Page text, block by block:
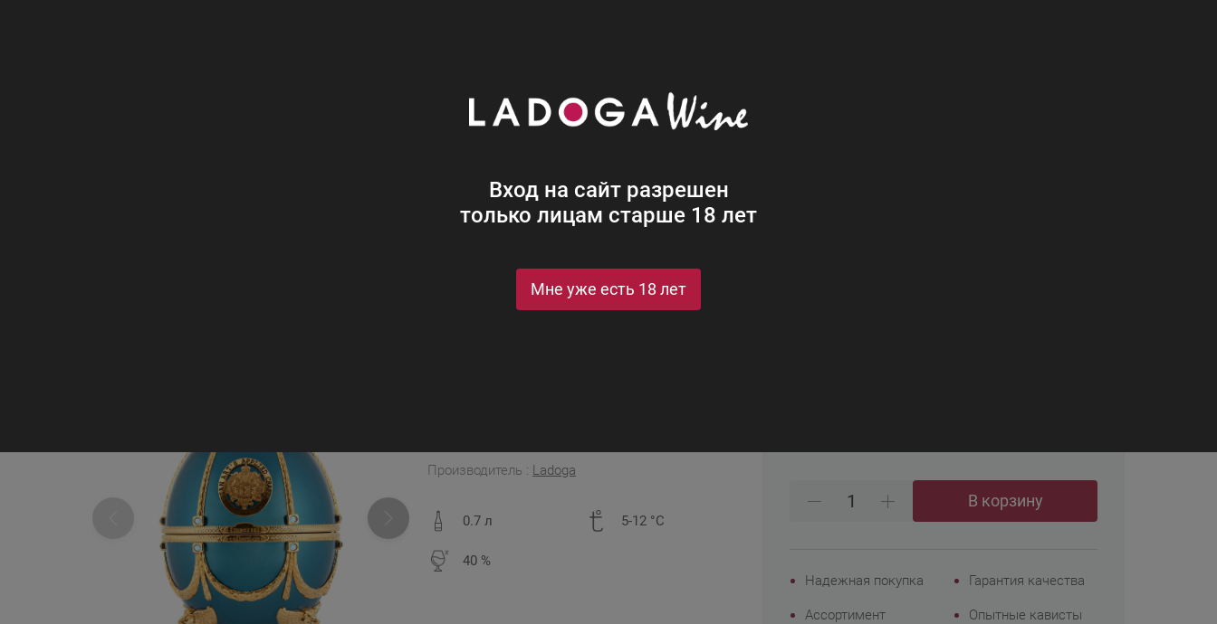
Вход на сайт разрешен
только лицам старше 18 лет
Мне уже есть 18 лет
Императорская коллекция Графин Яйцо (бирюза) в бархат.п/у
Imperial collection Turquoise in velvet gift box
Производитель : Ladoga
0.7 л 5-12 °C
40 %
В корзину
Надежная покупка Гарантия качества
Ассортимент Опытные кависты